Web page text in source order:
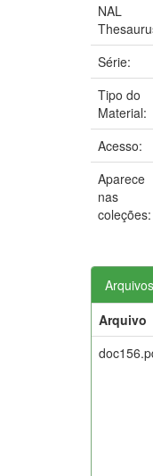
NAL
Série:
Tipo do
Material:
Acesso:
Aparece
nas
coleções:
Arquivo